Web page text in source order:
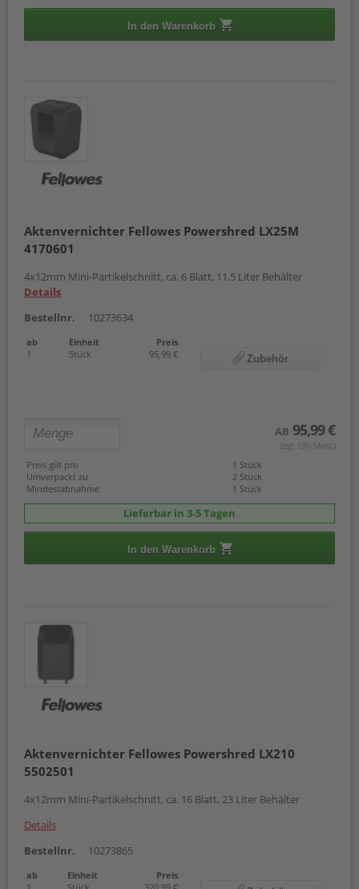
In den Warenkorb
Aktenvernichter Fellowes Powershred LX25M
4170601
4x12mm Mini-Partikelschnitt, ca. 6 Blatt, 11,5 Liter Behälter
Details
Bestellnr.
10273634
ab Einheit
Preis
1
Stück 95,99 € Zubehör
AB 95,99 €
(zzgl. 19% Mwst.)
Preis gilt pro
1 Stück
Umverpackt zu
2 Stück
Mindestabnahme
1 Stück
Lieferbar in 3-5 Tagen
In den Warenkorb
Aktenvernichter Fellowes Powershred LX210
5502501
4x12mm Mini-Partikelschnitt, ca. 16 Blatt, 23 Liter Behälter
Details
Bestellnr.
10273865
ab Einheit
Preis